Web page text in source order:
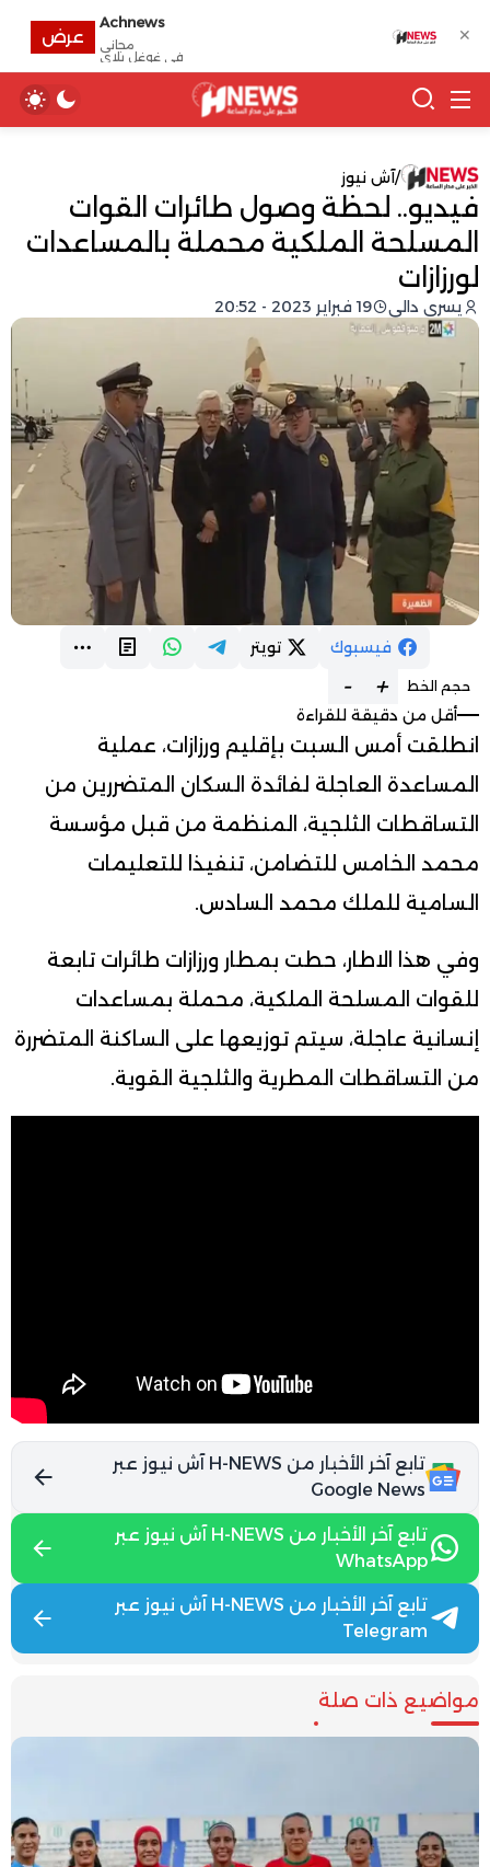
/آش نيوز
فيديو.. لحظة وصول طائرات القوات
المسلحة الملكية محملة بالمساعدات
لورزازات
يسرى دالي 19 فبراير 2023 - 20:52
فيسبوك تويتر
حجم الخط +
-
أقل من دقيقة للقراءة
انطلقت أمس السبت بإقليم ورزازات، عملية
المساعدة العاجلة لفائدة السكان المتضررين من
التساقطات الثلجية، المنظمة من قبل مؤسسة
محمد الخامس للتضامن، تنفيذا للتعليمات
السامية للملك محمد السادس.
وفي هذا الاطار، حطت بمطار ورزازات طائرات تابعة
للقوات المسلحة الملكية، محملة بمساعدات
إنسانية عاجلة، سيتم توزيعها على الساكنة المتضررة
من التساقطات المطرية والثلجية القوية.
تابع آخر الأخبار من H-NEWS آش نيوز عبر
Google News
تابع آخر الأخبار من H-NEWS آش نيوز عبر
WhatsApp
تابع آخر الأخبار من H-NEWS آش نيوز عبر
Telegram
مواضيع ذات صلة
✕
Achnews
مجانى
في غوغل بلاي
عرض